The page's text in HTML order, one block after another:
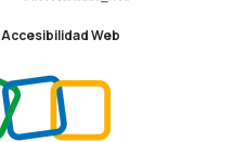
Accesibilidad Web